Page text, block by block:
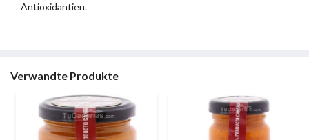
Antioxidantien.
Verwandte Produkte